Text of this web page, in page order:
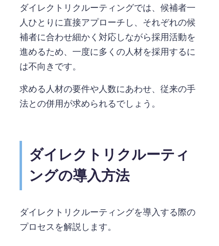
ダイレクトリクルーティングでは、候補者一
人ひとりに直接アプローチし、それぞれの候
補者に合わせ細かく対応しながら採用活動を
進めるため、一度に多くの人材を採用するに
は不向きです。
求める人材の要件や人数にあわせ、従来の手
法との併用が求められるでしょう。
ダイレクトリクルーティ
ングの導入方法
ダイレクトリクルーティングを導入する際の
プロセスを解説します。